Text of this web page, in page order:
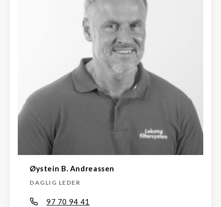
Øystein B. Andreassen
DAGLIG LEDER
97 70 94 41